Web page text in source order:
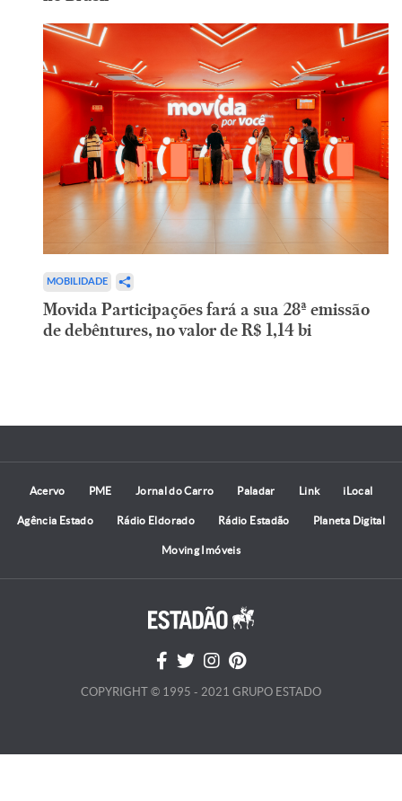
MOBILIDADE
Movida Participações fará a sua 28ª emissão
de debêntures, no valor de R$ 1,14 bi
Acervo PME Jornal do Carro Paladar Link iLocal
Agência Estado Rádio Eldorado Rádio Estadão Planeta Digital
Moving Imóveis
COPYRIGHT © 1995 - 2021 GRUPO ESTADO